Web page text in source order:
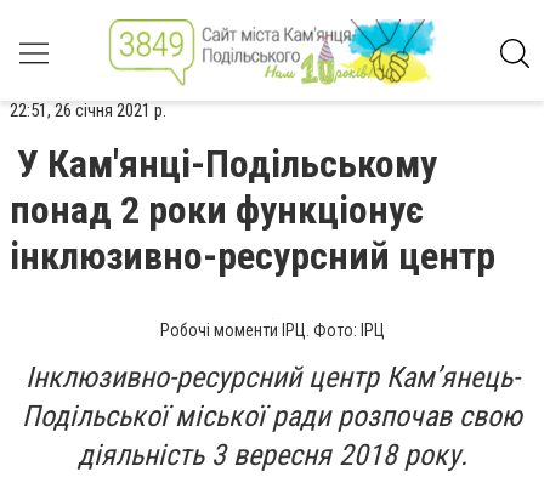
22:51, 26 січня 2021 р.
У Кам'янці-Подільському
понад 2 роки функціонує
інклюзивно-ресурсний центр
Робочі моменти ІРЦ. Фото: ІРЦ
Інклюзивно-ресурсний центр Кам’янець-
Подільської міської ради розпочав свою
діяльність 3 вересня 2018 року.